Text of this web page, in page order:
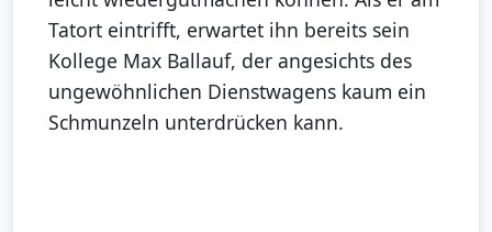
Tatort eintrifft, erwartet ihn bereits sein
Kollege Max Ballauf, der angesichts des
ungewöhnlichen Dienstwagens kaum ein
Schmunzeln unterdrücken kann.